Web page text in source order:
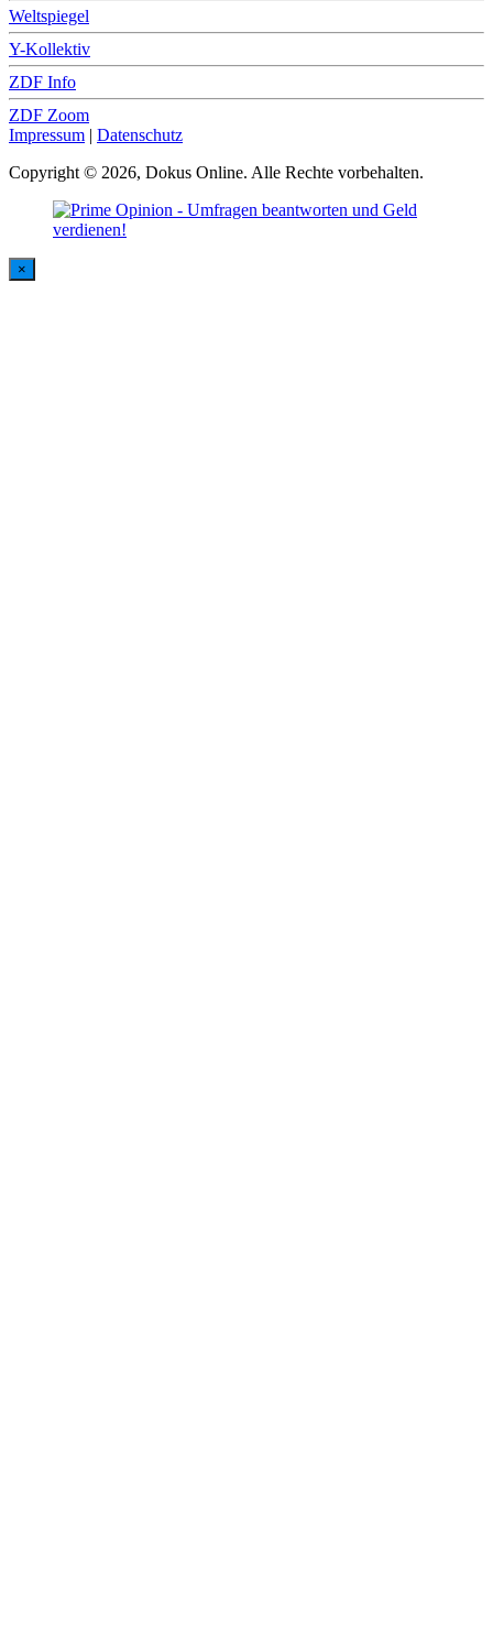
Weltspiegel
Y-Kollektiv
ZDF Info
ZDF Zoom
Impressum | Datenschutz
Copyright © 2026, Dokus Online. Alle Rechte vorbehalten.
×